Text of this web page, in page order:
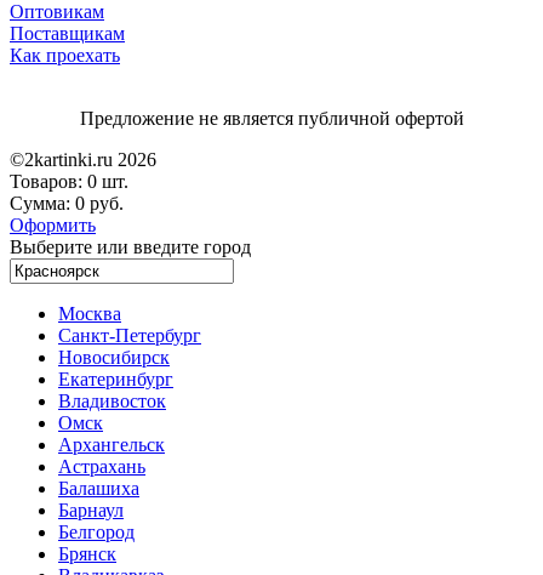
Оптовикам
Поставщикам
Как проехать
Предложение не является публичной офертой
©2kartinki.ru 2026
Товаров: 0 шт.
Сумма: 0 руб.
Оформить
Выберите или введите город
Москва
Санкт-Петербург
Новосибирск
Екатеринбург
Владивосток
Омск
Архангельск
Астрахань
Балашиха
Барнаул
Белгород
Брянск